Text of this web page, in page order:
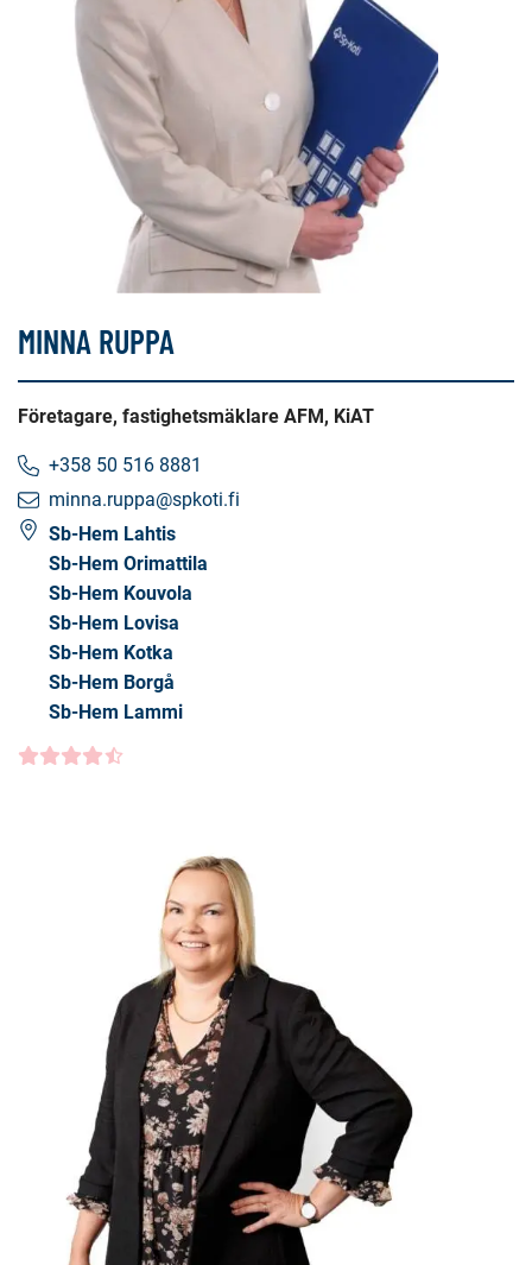
MINNA RUPPA
Företagare, fastighetsmäklare AFM, KiAT
+358 50 516 8881
minna.ruppa@spkoti.fi
Sb-Hem Lahtis
Sb-Hem Orimattila
Sb-Hem Kouvola
Sb-Hem Lovisa
Sb-Hem Kotka
Sb-Hem Borgå
Sb-Hem Lammi
Kundbetyg